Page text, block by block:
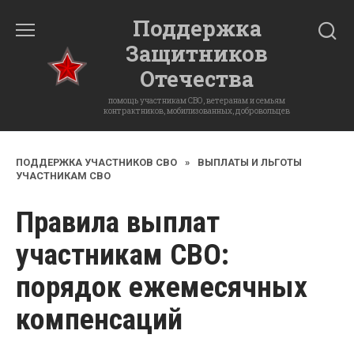
содержанию
Поддержка
Защитников
Отечества
помощь участникам СВО, ветеранам и семьям
контрактников, мобилизованных, добровольцев
ПОДДЕРЖКА УЧАСТНИКОВ СВО »
ВЫПЛАТЫ И ЛЬГОТЫ
УЧАСТНИКАМ СВО
Правила выплат
участникам СВО:
порядок ежемесячных
компенсаций